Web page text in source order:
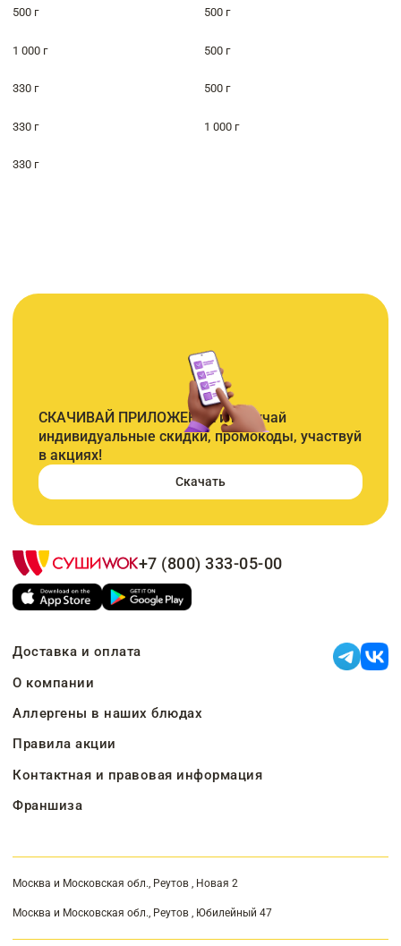
500 г 500 г
1 000 г 500 г
330 г 500 г
330 г 1 000 г
330 г
СКАЧИВАЙ ПРИЛОЖЕНИЕ и получай
индивидуальные скидки, промокоды, участвуй
в акциях!
Скачать
+7 (800) 333-05-00
Доставка и оплата
О компании
Аллергены в наших блюдах
Правила акции
Контактная и правовая информация
Франшиза
Москва и Московская обл., Реутов , Новая 2
Москва и Московская обл., Реутов , Юбилейный 47